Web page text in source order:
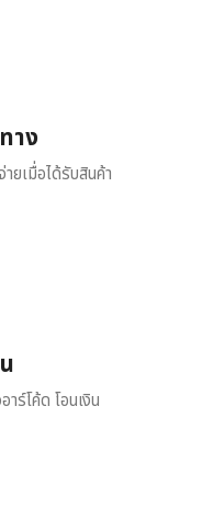
าง
ยเมื่อได้รับสินค้า
ร์โค้ด โอนเงิน